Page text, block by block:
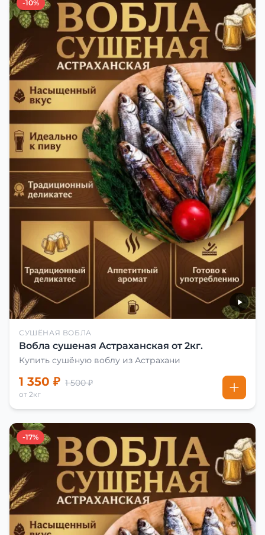
-10%
СУШЁНАЯ ВОБЛА
Вобла сушеная Астраханская от 2кг.
Купить сушёную воблу из Астрахани
1 350 ₽ 1 500 ₽
от 2кг
-17%